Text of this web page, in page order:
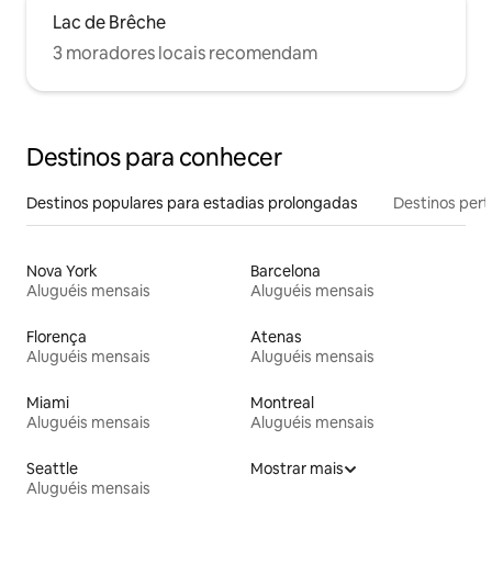
Lac de Brêche
3 moradores locais recomendam
Destinos para conhecer
Destinos populares para estadias prolongadas Destinos
Nova York
Aluguéis mensais
Barcelona
Aluguéis mensais
Florença
Aluguéis mensais
Atenas
Aluguéis mensais
Miami
Aluguéis mensais
Montreal
Aluguéis mensais
Seattle
Aluguéis mensais
Mostrar mais